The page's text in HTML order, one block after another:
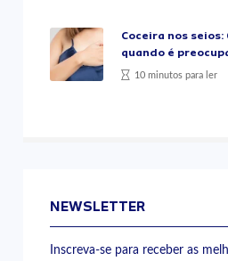
Coceira nos seios:
quando é
10 minutos para ler
NEWSLETTER
Inscreva-se para receber as